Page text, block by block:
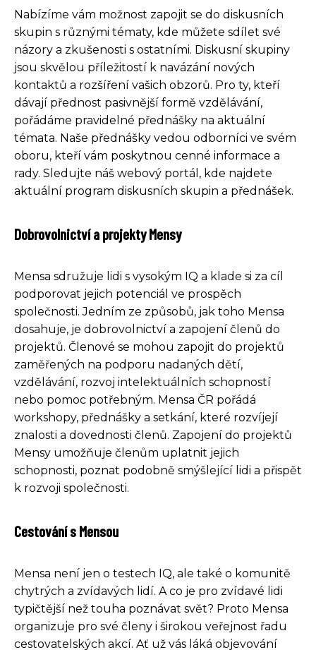
Nabízíme vám možnost zapojit se do diskusních
skupin s různými tématy, kde můžete sdílet své
názory a zkušenosti s ostatními. Diskusní skupiny
jsou skvělou příležitostí k navázání nových
kontaktů a rozšíření vašich obzorů. Pro ty, kteří
dávají přednost pasivnější formě vzdělávání,
pořádáme pravidelné přednášky na aktuální
témata. Naše přednášky vedou odborníci ve svém
oboru, kteří vám poskytnou cenné informace a
rady. Sledujte náš webový portál, kde najdete
aktuální program diskusních skupin a přednášek.
Dobrovolnictví a projekty Mensy
Mensa sdružuje lidi s vysokým IQ a klade si za cíl
podporovat jejich potenciál ve prospěch
společnosti. Jedním ze způsobů, jak toho Mensa
dosahuje, je dobrovolnictví a zapojení členů do
projektů. Členové se mohou zapojit do projektů
zaměřených na podporu nadaných dětí,
vzdělávání, rozvoj intelektuálních schopností
nebo pomoc potřebným. Mensa ČR pořádá
workshopy, přednášky a setkání, které rozvíjejí
znalosti a dovednosti členů. Zapojení do projektů
Mensy umožňuje členům uplatnit jejich
schopnosti, poznat podobně smýšlející lidi a přispět
k rozvoji společnosti.
Cestování s Mensou
Mensa není jen o testech IQ, ale také o komunitě
chytrých a zvídavých lidí. A co je pro zvídavé lidi
typičtější než touha poznávat svět? Proto Mensa
organizuje pro své členy i širokou veřejnost řadu
cestovatelských akcí. Ať už vás láká objevování